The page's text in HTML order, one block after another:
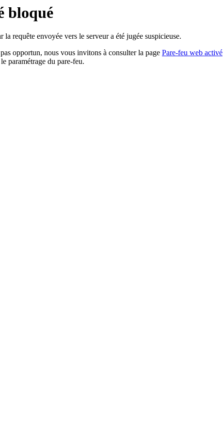
bloqué
requête envoyée vers le serveur a été jugée suspicieuse.
opportun, nous vous invitons à consulter la page Pare-feu web activé
paramétrage du pare-feu.